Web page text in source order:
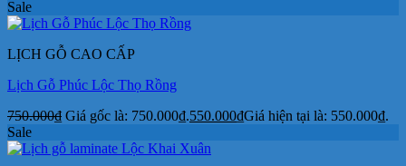
Sale
LỊCH GỖ CAO CẤP
Lịch Gỗ Phúc Lộc Thọ Rồng
750.000₫ Giá gốc là: 750.000₫.550.000₫Giá hiện tại là: 550.000₫.
Sale